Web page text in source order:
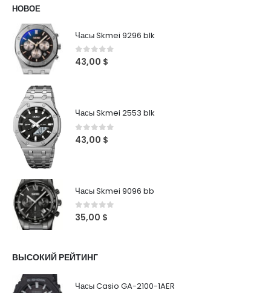
НОВОЕ
Часы Skmei 9296 blk
0 out of 5
43,00 $
Часы Skmei 2553 blk
0 out of 5
43,00 $
Часы Skmei 9096 bb
0out of 5
35,00 $
ВЫСОКИЙ РЕЙТИНГ
Часы Casio GA-2100-1AER